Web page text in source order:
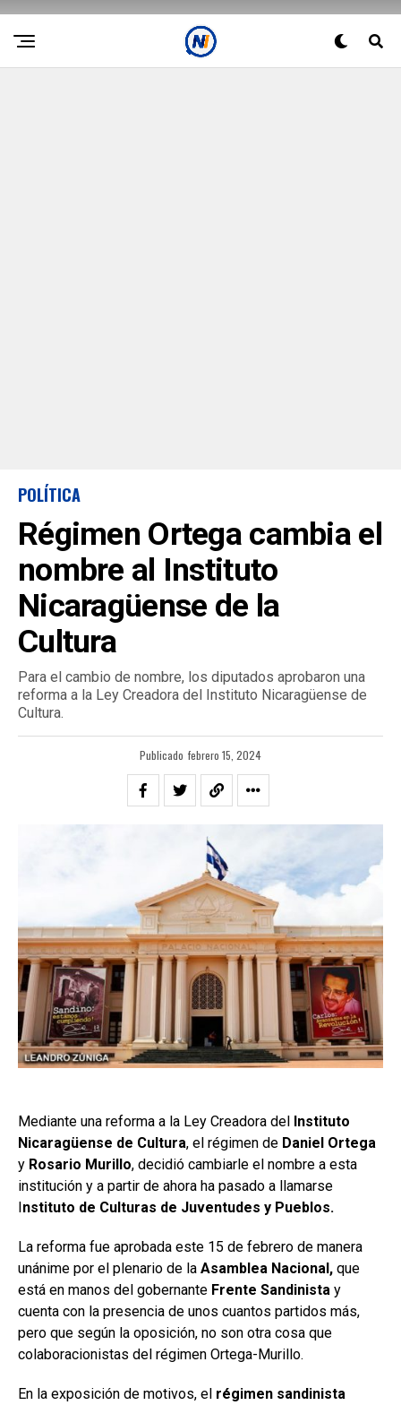
POLÍTICA
Régimen Ortega cambia el
nombre al Instituto
Nicaragüense de la
Cultura
Para el cambio de nombre, los diputados aprobaron una
reforma a la Ley Creadora del Instituto Nicaragüense de
Cultura.
Publicado febrero 15, 2024
Mediante una reforma a la Ley Creadora del Instituto
Nicaragüense de Cultura, el régimen de Daniel Ortega
y Rosario Murillo, decidió cambiarle el nombre a esta
institución y a partir de ahora ha pasado a llamarse
Instituto de Culturas de Juventudes y Pueblos.
La reforma fue aprobada este 15 de febrero de manera
unánime por el plenario de la Asamblea Nacional, que
está en manos del gobernante Frente Sandinista y
cuenta con la presencia de unos cuantos partidos más,
pero que según la oposición, no son otra cosa que
colaboracionistas del régimen Ortega-Murillo.
En la exposición de motivos, el régimen sandinista